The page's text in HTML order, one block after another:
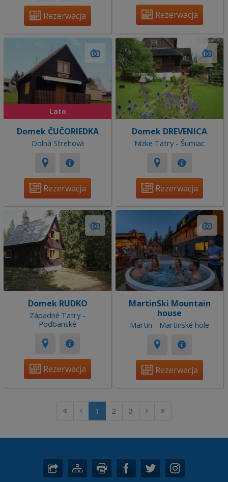
Rezerwacja Rezerwacja
Lato
Domek ČUČORIEDKA
Dolná Strehová
Rezerwacja
Domek DREVENICA
Nízke Tatry - Šumiac
Rezerwacja
Domek RUDKO
Západné Tatry -
Podbanské
Rezerwacja
MartinSki Mountain
house
Martin - Martinské hole
Rezerwacja
1 2 3